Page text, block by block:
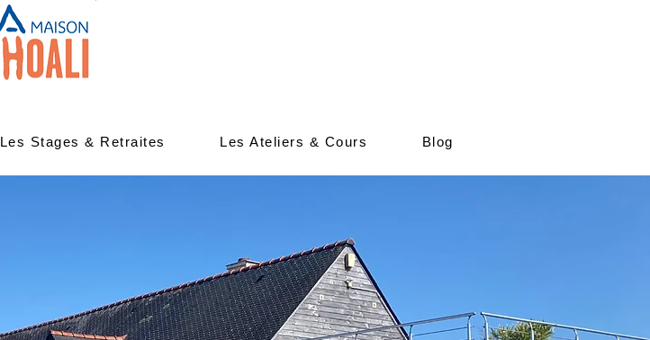
Les Stages & Retraites Les Ateliers & Cours Blog